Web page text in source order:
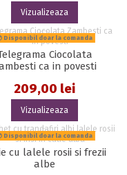
Vizualizeaza
Disponibil doar la comanda
Ciocolata
ca in povesti
209,00 lei
Vizualizeaza
Disponibil doar la comanda
cu lalele rosii si frezii
albe